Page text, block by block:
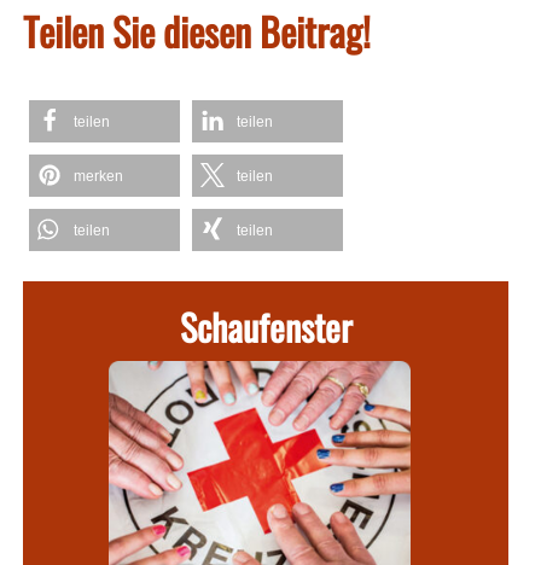
Teilen Sie diesen Beitrag!
teilen teilen
merken teilen
teilen teilen
Schaufenster